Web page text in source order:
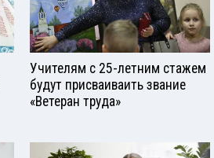
Учителям с 25-летним стажем
будут присваиваить звание
«Ветеран труда»